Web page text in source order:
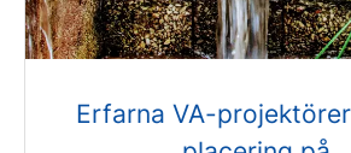
Erfarna VA-